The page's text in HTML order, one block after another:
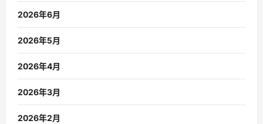
2026年6月
2026年5月
2026年4月
2026年3月
2026年2月